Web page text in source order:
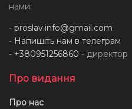
нами:
- proslav.info@gmail.com
- Напишіть нам в телеграм
- +380951256860 - директор
Про видання
Про нас